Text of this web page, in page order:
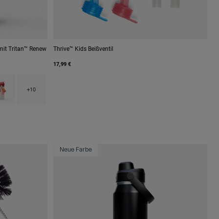
Tritan™ Renew
type of Cyclone.
swatch type of Demi Peach.
+10
Thrive™ Kids Beißventil
17,99 €
Neue Farbe